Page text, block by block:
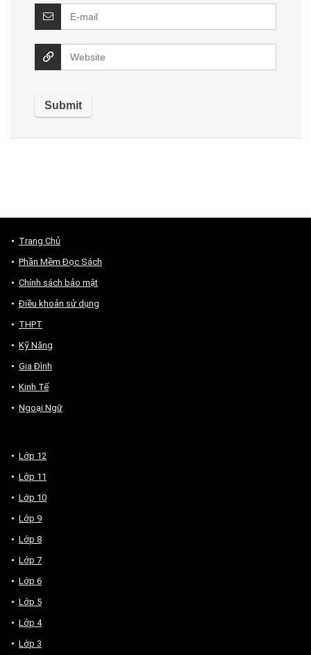
Trang Chủ
Phần Mềm Đọc Sách
Chính sách bảo mật
Điều khoản sử dụng
THPT
Kỹ Năng
Gia Đình
Kinh Tế
Ngoại Ngữ
Lớp 12
Lớp 11
Lớp 10
Lớp 9
Lớp 8
Lớp 7
Lớp 6
Lớp 5
Lớp 4
Lớp 3